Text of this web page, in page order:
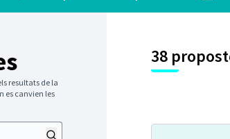
resultats de la
es canvien les
38